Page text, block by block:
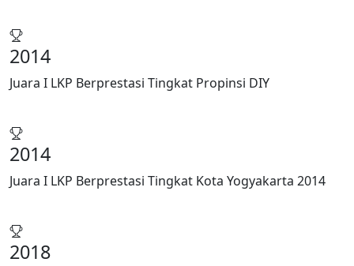
2014
Juara I LKP Berprestasi Tingkat Propinsi DIY
2014
Juara I LKP Berprestasi Tingkat Kota Yogyakarta 2014
2018